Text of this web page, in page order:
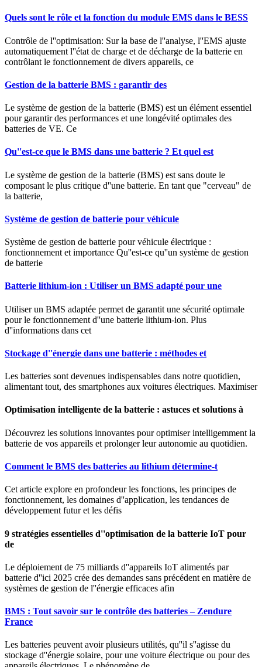
Quels sont le rôle et la fonction du module EMS dans le BESS
Contrôle de l''optimisation: Sur la base de l''analyse, l''EMS ajuste
automatiquement l''état de charge et de décharge de la batterie en
contrôlant le fonctionnement de divers appareils, ce
Gestion de la batterie BMS : garantir des
Le système de gestion de la batterie (BMS) est un élément essentiel
pour garantir des performances et une longévité optimales des
batteries de VE. Ce
Qu''est-ce que le BMS dans une batterie ? Et quel est
Le système de gestion de la batterie (BMS) est sans doute le
composant le plus critique d''une batterie. En tant que "cerveau" de
la batterie,
Système de gestion de batterie pour véhicule
Système de gestion de batterie pour véhicule électrique :
fonctionnement et importance Qu''est-ce qu''un système de gestion
de batterie
Batterie lithium-ion : Utiliser un BMS adapté pour une
Utiliser un BMS adaptée permet de garantit une sécurité optimale
pour le fonctionnement d''une batterie lithium-ion. Plus
d''informations dans cet
Stockage d''énergie dans une batterie : méthodes et
Les batteries sont devenues indispensables dans notre quotidien,
alimentant tout, des smartphones aux voitures électriques. Maximiser
Optimisation intelligente de la batterie : astuces et solutions à
Découvrez les solutions innovantes pour optimiser intelligemment la
batterie de vos appareils et prolonger leur autonomie au quotidien.
Comment le BMS des batteries au lithium détermine-t
Cet article explore en profondeur les fonctions, les principes de
fonctionnement, les domaines d''application, les tendances de
développement futur et les défis
9 stratégies essentielles d''optimisation de la batterie IoT pour
de
Le déploiement de 75 milliards d''appareils IoT alimentés par
batterie d''ici 2025 crée des demandes sans précédent en matière de
systèmes de gestion de l''énergie efficaces afin
BMS : Tout savoir sur le contrôle des batteries – Zendure
France
Les batteries peuvent avoir plusieurs utilités, qu''il s''agisse du
stockage d''énergie solaire, pour une voiture électrique ou pour des